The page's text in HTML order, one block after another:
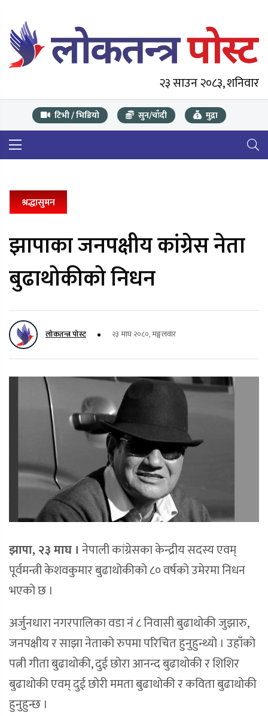
२३ साउन २०८३, शनिवार
टिभी / भिडियो सुन/चाँदी मुद्रा
श्रद्धासुमन
झापाका जनपक्षीय कांग्रेस नेता
बुढाथोकीको निधन
लोकतन्त्र पोस्ट २३ माघ २०८०, मङ्गलवार
झापा, २३ माघ । नेपाली कांग्रेसका केन्द्रीय सदस्य एवम्
पूर्वमन्त्री केशवकुमार बुढाथोकीको ८० वर्षको उमेरमा निधन
भएको छ ।
अर्जुनधारा नगरपालिका वडा नंं ८ निवासी बुढाथोकी जुझारु,
जनपक्षीय र साझा नेताको रुपमा परिचित हुनुहुन्थ्यो । उहाँको
पत्नी गीता बुढाथोकी, दुई छोरा आनन्द बुढाथोकी र शिशिर
बुढाथोकी एवम् दुई छोरी ममता बुढाथोकी र कविता बुढाथोकी
हुनुहुन्छ ।